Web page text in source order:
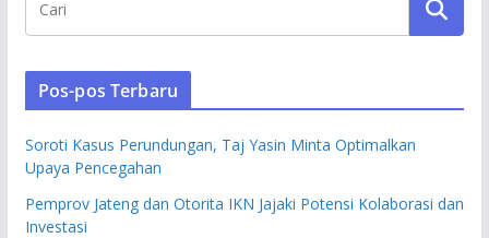
Pos-pos Terbaru
Soroti Kasus Perundungan, Taj Yasin Minta Optimalkan
Upaya Pencegahan
Pemprov Jateng dan Otorita IKN Jajaki Potensi Kolaborasi dan
Investasi